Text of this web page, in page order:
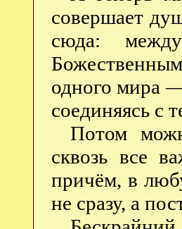
совершает
сюда:
одного мира
соединяясь с
Потом
сквозь все
причём, в
не сразу, а